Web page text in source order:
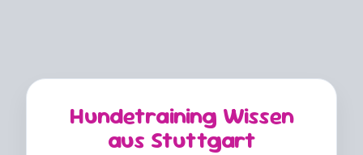
Hundetraining Wissen
aus Stuttgart